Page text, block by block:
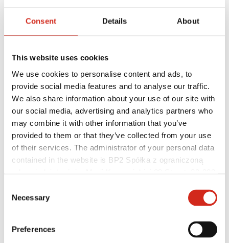
Consent Details About
This website uses cookies
We use cookies to personalise content and ads, to
provide social media features and to analyse our traffic.
We also share information about your use of our site with
our social media, advertising and analytics partners who
may combine it with other information that you’ve
provided to them or that they’ve collected from your use
of their services. The administrator of your personal data
contained in the website is BP2 Spółka z ograniczoną
121387608.
Selection
Necessary
Preferences
Rejestracja gwarancji
Znajdź sprzedawcę / wykonawcę